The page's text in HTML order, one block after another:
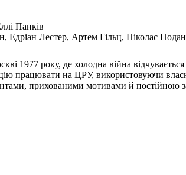
Панків
Едріан Лестер, Артем Гільц, Ніколас
1977 року, де холодна війна
працювати на ЦРУ, використовуючи
прихованими мотивами й постійною